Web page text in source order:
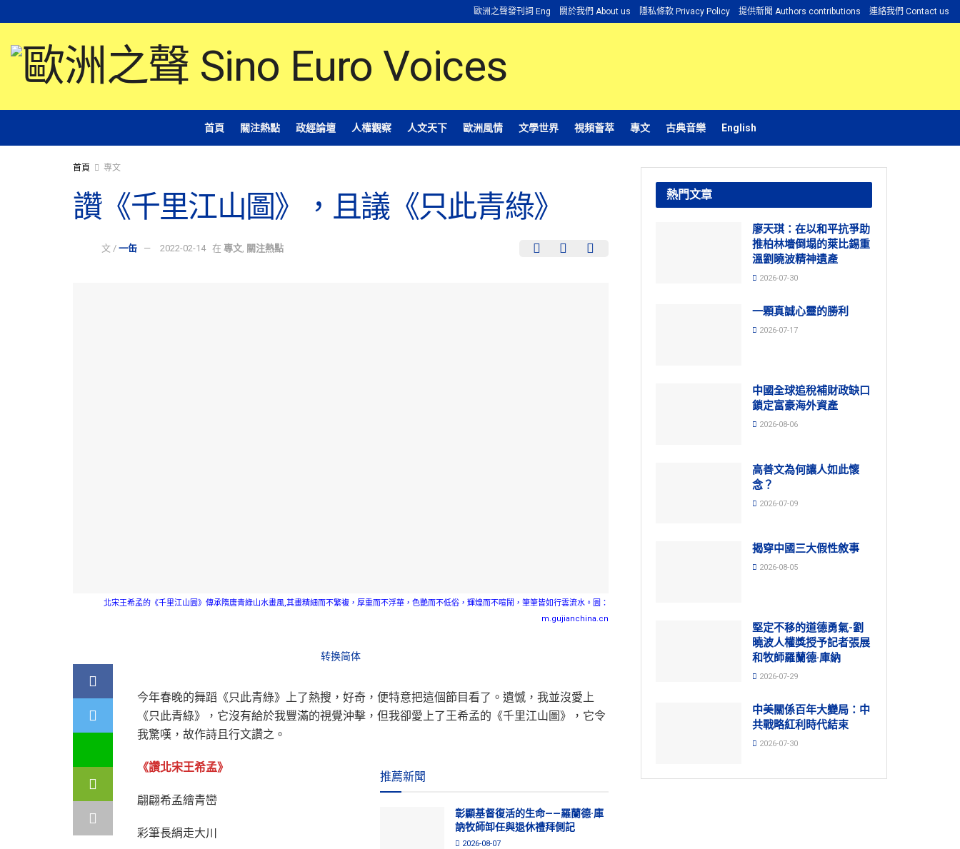
歐洲之聲發刊詞 Eng 關於我們 About us 隱私條款 Privacy Policy 提供新聞 Authors contributions 連絡我們 Contact us
首頁 關注熱點 政經論壇 人權觀察 人文天下 歐洲風情 文學世界 視頻薈萃 專文 古典音樂 English
首頁 專文
讚《千里江山圖》，且議《只此青綠》
文 / 一缶 2022-02-14 在 專文 關注熱點
北宋王希孟的《千里江山圖》傳承隋唐青綠山水畫風,其畫精細而不繁複，厚重而不浮華，色艷而不低俗，輝煌而不喧鬧，筆筆皆如行雲流水。圖：
m.gujianchina.cn
转换简体
今年春晚的舞蹈《只此青綠》上了熱搜，好奇，便特意把這個節目看了。遺憾，我並沒愛上
《只此青綠》，它沒有給於我豐滿的視覺沖擊，但我卻愛上了王希孟的《千里江山圖》，它令
我驚嘆，故作詩且行文讚之。
推薦新聞
彰顯基督復活的生命——羅蘭德·庫
訥牧師卸任與退休禮拜側記
2026-08-07
《讚北宋王希孟》
翩翩希孟繪青巒
彩筆長絹走大川
熱門文章
廖天琪：在以和平抗爭助
推柏林墻倒塌的萊比錫重
溫劉曉波精神遺產
2026-07-30
一顆真誠心靈的勝利
2026-07-17
中國全球追稅補財政缺口
鎖定富豪海外資產
2026-08-06
高善文為何讓人如此懷
念？
2026-07-09
揭穿中國三大假性敘事
2026-08-05
堅定不移的道德勇氣-劉
曉波人權獎授予記者張展
和牧師羅蘭德·庫納
2026-07-29
中美關係百年大變局：中
共戰略紅利時代結束
2026-07-30